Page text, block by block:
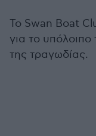
Το Swan Boat
για το
της τραγωδίας.